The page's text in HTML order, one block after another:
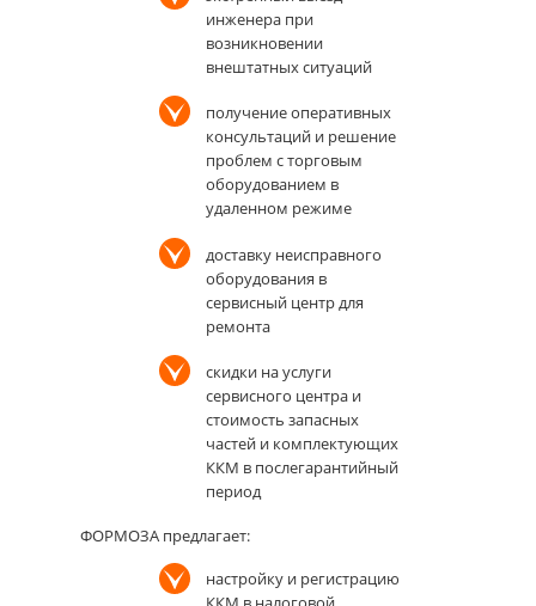
инженера при
возникновении
внештатных ситуаций
получение оперативных
консультаций и решение
проблем с торговым
оборудованием в
удаленном режиме
доставку неисправного
оборудования в
сервисный центр для
ремонта
скидки на услуги
сервисного центра и
стоимость запасных
частей и комплектующих
ККМ в послегарантийный
период
ФОРМОЗА предлагает:
настройку и регистрацию